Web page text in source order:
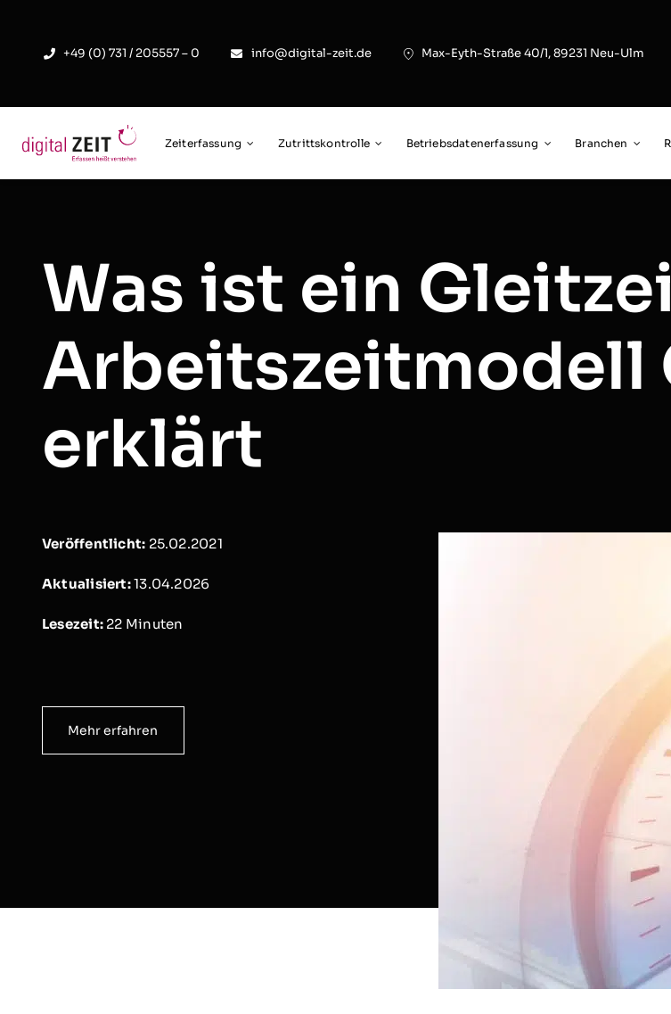
content
+49 (0) 731 / 205557 – 0 info@digital-zeit.de Max-Eyth-Straße 40/1, 89231 Neu-Ulm
Zeiterfassung Zutrittskontrolle Betriebsdatenerfassung Branchen
Was ist ein
Arbeitszeitmodell
erklärt
Veröffentlicht: 25.02.2021
Aktualisiert:13.04.2026
Lesezeit: 22 Minuten
Mehr erfahren